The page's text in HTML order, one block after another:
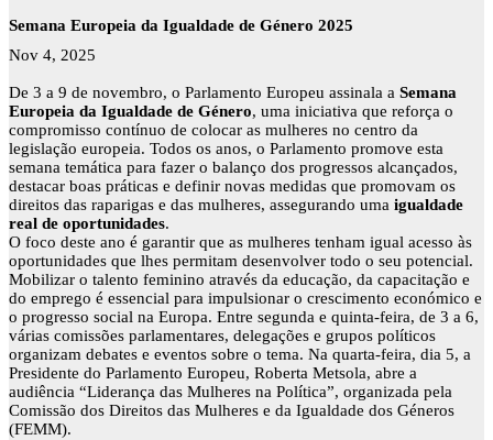
Semana Europeia da Igualdade de Género 2025
Nov 4, 2025
De 3 a 9 de novembro, o Parlamento Europeu assinala a Semana
Europeia da Igualdade de Género, uma iniciativa que reforça o
compromisso contínuo de colocar as mulheres no centro da
legislação europeia. Todos os anos, o Parlamento promove esta
semana temática para fazer o balanço dos progressos alcançados,
destacar boas práticas e definir novas medidas que promovam os
direitos das raparigas e das mulheres, assegurando uma igualdade
real de oportunidades.
O foco deste ano é garantir que as mulheres tenham igual acesso às
oportunidades que lhes permitam desenvolver todo o seu potencial.
Mobilizar o talento feminino através da educação, da capacitação e
do emprego é essencial para impulsionar o crescimento económico e
o progresso social na Europa. Entre segunda e quinta-feira, de 3 a 6,
várias comissões parlamentares, delegações e grupos políticos
organizam debates e eventos sobre o tema. Na quarta-feira, dia 5, a
Presidente do Parlamento Europeu, Roberta Metsola, abre a
audiência “Liderança das Mulheres na Política”, organizada pela
Comissão dos Direitos das Mulheres e da Igualdade dos Géneros
(FEMM).